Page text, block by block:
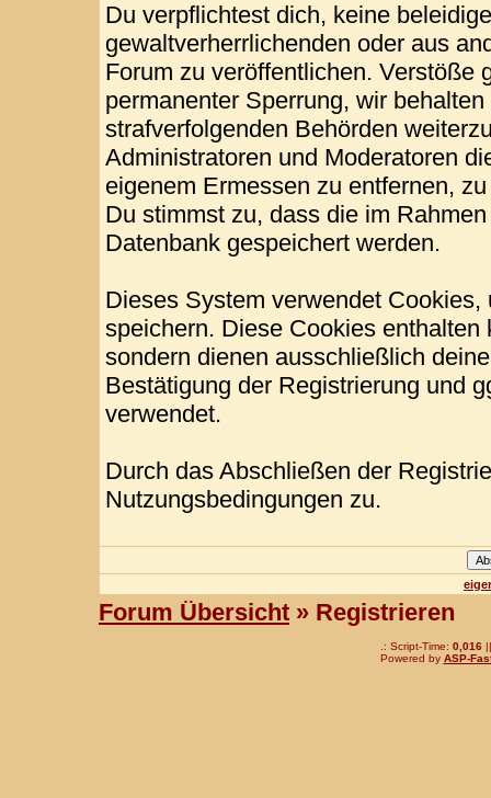
Du verpflichtest dich, keine
gewaltverherrlichenden oder aus
Forum zu veröffentlichen. Verstöße
permanenter Sperrung, wir
strafverfolgenden Behörden
Administratoren und Moderatoren
eigenem Ermessen zu entfernen,
Du stimmst zu, dass die im
Datenbank gespeichert werden.
Dieses System verwendet
speichern. Diese Cookies
sondern dienen ausschließlich
Bestätigung der Registrierung und
verwendet.
Durch das Abschließen der
Nutzungsbedingungen zu.
Forum Übersicht » Registrieren
.: Script-Time: 0,016||
Powered by ASP-